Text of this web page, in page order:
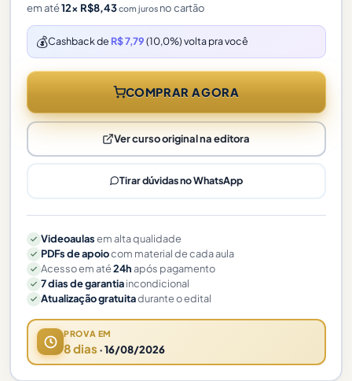
em até12× R$8,43com jurosno cartão
💰Cashback de R$ 7,79(10,0%) volta pra você
COMPRAR AGORA
Ver curso original na editora
Tirar dúvidas no WhatsApp
Videoaulasem alta qualidade
PDFs de apoiocom material de cada aula
Acesso em até24hapós pagamento
7 dias de garantiaincondicional
Atualização gratuitadurante o edital
PROVA EM
8 dias · 16/08/2026